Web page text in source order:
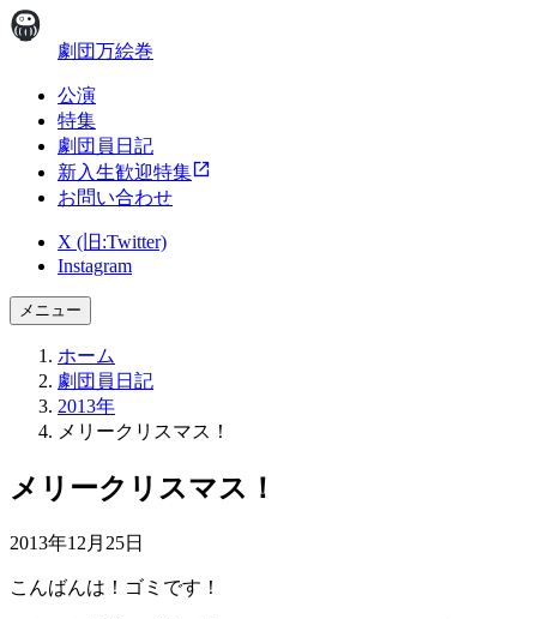
劇団万絵巻
公演
特集
劇団員日記
新入生歓迎特集
お問い合わせ
X (旧:Twitter)
Instagram
メニュー
ホーム
劇団員日記
2013年
メリークリスマス！
メリークリスマス！
2013年12月25日
こんばんは！ゴミです！